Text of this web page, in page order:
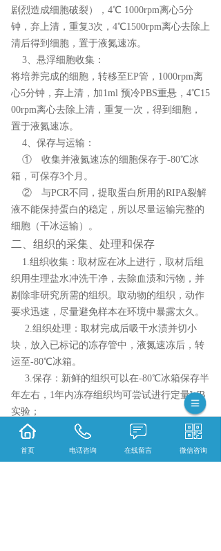
剧烈造成细胞破裂），4℃ 1000rpm离心5分
钟，弃上清，重复3次，4℃1500rpm离心去除上
清后得到细胞，置于液氮速冻。
3、悬浮细胞收集：
将培养完成的细胞，转移至EP管，1000rpm离
心5分钟，弃上清，加1ml 预冷PBS重悬，4℃15
00rpm离心去除上清，重复一次，得到细胞，
置于液氮速冻。
4、保存与运输：
① 收集并液氮速冻的细胞保存于-80℃冰
箱，可保存3个月。
② 与PCR不同，提取蛋白所用的RIPA裂解
液不能保持蛋白的稳定，所以尽量运输完整的
细胞（干冰运输）。
二、组织的采集、处理和保存
1.组织收集：取材应在冰上进行，取材后组
织用生理盐水冲洗干净，去除血渍和污物，并
剔除非研究所需的组织。取动物的组织，动作
要求迅速，尽量避免样本在环境中暴露太久。
2.组织处理：取材完成后吸干水渍并切小
块，放入已标记的冻存管中，液氮速冻后，转
运至-80℃冰箱。
3.保存：新鲜的组织可以在-80℃冰箱保存半
年左右，1年内冻存组织均可尝试进行定量WB
实验；
4.运输：干冰运输。
首页 电话咨询 在线留言 微信咨询